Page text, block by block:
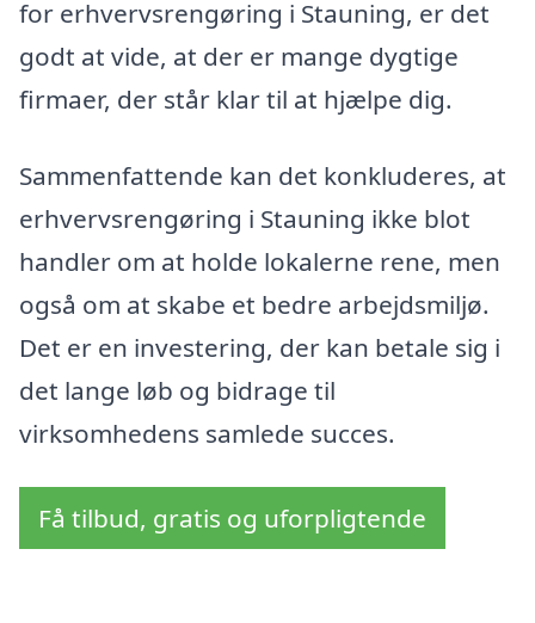
for erhvervsrengøring i Stauning, er det
godt at vide, at der er mange dygtige
firmaer, der står klar til at hjælpe dig.
Sammenfattende kan det konkluderes, at
erhvervsrengøring i Stauning ikke blot
handler om at holde lokalerne rene, men
også om at skabe et bedre arbejdsmiljø.
Det er en investering, der kan betale sig i
det lange løb og bidrage til
virksomhedens samlede succes.
Få tilbud, gratis og uforpligtende